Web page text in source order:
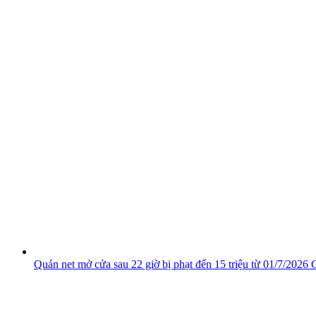
Quán net mở cửa sau 22 giờ bị phạt đến 15 triệu từ 01/7/2026